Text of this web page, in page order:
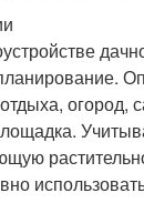
огород,